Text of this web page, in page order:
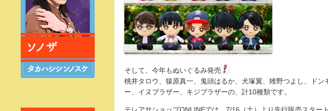
そして、今年もぬいぐるみ発売
桃井タロウ、猿原真一、鬼頭はるか、犬塚翼、雉野つよし、ド
ー、イヌブラザー、キジブラザーの、計10種類です。